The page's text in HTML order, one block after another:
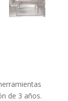
de 3 años.